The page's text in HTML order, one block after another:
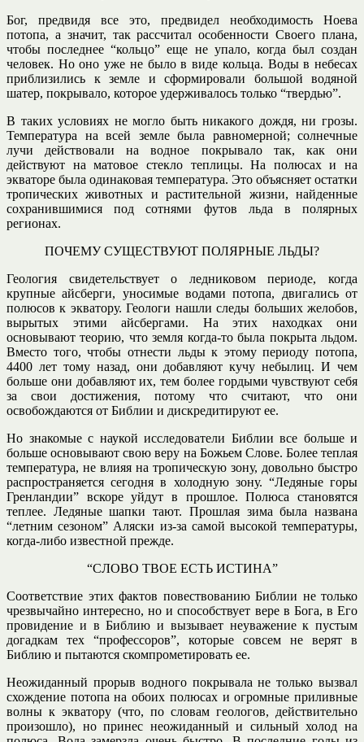
Бог, предвидя все это, предвидел необходимость Ноева
потопа, а значит, так рассчитал особенности Своего плана,
чтобы последнее “кольцо” еще не упало, когда был создан
человек. Но оно уже не было в виде кольца. Воды в небесах
приблизились к земле и сформировали большой водяной
шатер, покрывало, которое удерживалось только “твердью”.
В таких условиях не могло быть никакого дождя, ни грозы.
Температура на всей земле была равномерной; солнечные
лучи действовали на водное покрывало так, как они
действуют на матовое стекло теплицы. На полюсах и на
экваторе была одинаковая температура. Это объясняет остатки
тропических животных и растительной жизни, найденные
сохранившимися под сотнями футов льда в полярных
регионах.
ПОЧЕМУ СУЩЕСТВУЮТ ПОЛЯРНЫЕ ЛЬДЫ?
Геология свидетельствует о ледниковом периоде, когда
крупные айсберги, уносимые водами потопа, двигались от
полюсов к экватору. Геологи нашли следы больших желобов,
вырытых этими айсбергами. На этих находках они
основывают теорию, что земля когда-то была покрыта льдом.
Вместо того, чтобы отнести льды к этому периоду потопа,
4400 лет тому назад, они добавляют кучу небылиц. И чем
больше они добавляют их, тем более гордыми чувствуют себя
за свои достижения, потому что считают, что они
освобождаются от Библии и дискредитируют ее.
Но знакомые с наукой исследователи Библии все больше и
больше основывают свою веру на Божьем Слове. Более теплая
температура, не влияя на тропическую зону, довольно быстро
распространяется сегодня в холодную зону. “Ледяные горы
Гренландии” вскоре уйдут в прошлое. Полюса становятся
теплее. Ледяные шапки тают. Прошлая зима была названа
“летним сезоном” Аляски из-за самой высокой температуры,
когда-либо известной прежде.
“СЛОВО ТВОЕ ЕСТЬ ИСТИНА”
Соответствие этих фактов повествованию Библии не только
чрезвычайно интересно, но и способствует вере в Бога, в Его
провидение и в Библию и вызывает неуважение к пустым
догадкам тех “профессоров”, которые совсем не верят в
Библию и пытаются скомпрометировать ее.
Неожиданный прорыв водного покрывала не только вызвал
схождение потопа на обоих полюсах и огромные приливные
волны к экватору (что, по словам геологов, действительно
произошло), но принес неожиданный и сильный холод на